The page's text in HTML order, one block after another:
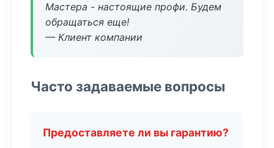
Мастера - настоящие профи. Будем
обращаться еще!
— Клиент компании
Часто задаваемые вопросы
Предоставляете ли вы гарантию?